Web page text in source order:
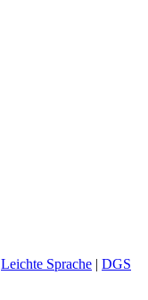
Leichte Sprache | DGS